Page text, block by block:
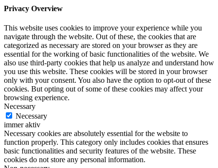
Privacy Overview
This website uses cookies to improve your experience while you
navigate through the website. Out of these, the cookies that are
categorized as necessary are stored on your browser as they are
essential for the working of basic functionalities of the website. We
also use third-party cookies that help us analyze and understand how
you use this website. These cookies will be stored in your browser
only with your consent. You also have the option to opt-out of these
cookies. But opting out of some of these cookies may affect your
browsing experience.
Necessary
Necessary
immer aktiv
Necessary cookies are absolutely essential for the website to
function properly. This category only includes cookies that ensures
basic functionalities and security features of the website. These
cookies do not store any personal information.